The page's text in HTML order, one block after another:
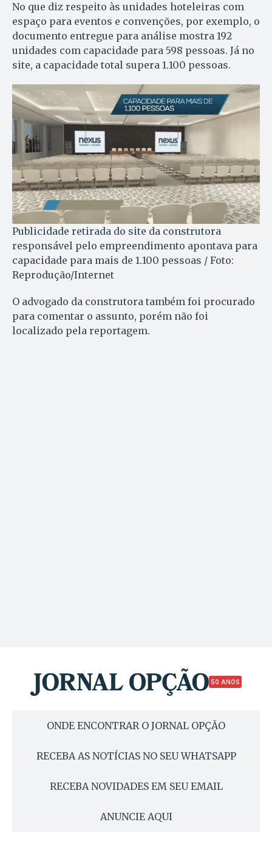
No que diz respeito às unidades hoteleiras com
espaço para eventos e convenções, por exemplo, o
documento entregue para análise mostra 192
unidades com capacidade para 598 pessoas. Já no
site, a capacidade total supera 1.100 pessoas.
Publicidade retirada do site da construtora
responsável pelo empreendimento apontava para
capacidade para mais de 1.100 pessoas / Foto:
Reprodução/Internet
O advogado da construtora também foi procurado
para comentar o assunto, porém não foi
localizado pela reportagem.
50 ANOS
ONDE ENCONTRAR O JORNAL OPÇÃO
RECEBA AS NOTÍCIAS NO SEU WHATSAPP
RECEBA NOVIDADES EM SEU EMAIL
ANUNCIE AQUI